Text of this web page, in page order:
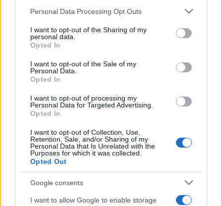
Please note that this website/app uses one or more Google
not limited to your visit or usage behaviour. You may click to
grant or deny consent to Google and its third-party tags to
use your data for below specified purposes in below Google
consent section.
Personal Data Processing Opt Outs
I want to opt-out of the Sharing of my
personal data.
Opted In
I want to opt-out of the Sale of my
Personal Data.
Opted In
I want to opt-out of processing my
Personal Data for Targeted Advertising.
Opted In
I want to opt-out of Collection, Use,
Retention, Sale, and/or Sharing of my
Personal Data that Is Unrelated with the
Purposes for which it was collected.
Opted Out
Google consents
I want to allow Google to enable storage